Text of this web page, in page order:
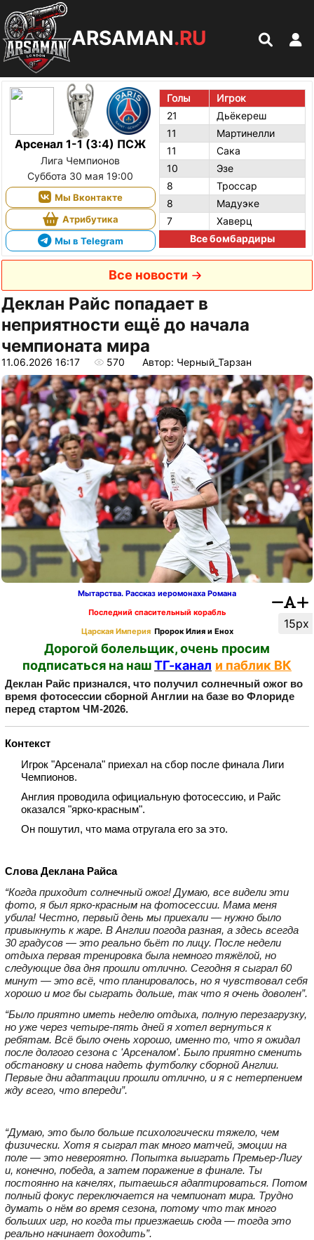
ARSAMAN.RU
Арсенал 1-1 (3:4) ПСЖ
Лига Чемпионов
Суббота 30 мая 19:00
Мы Вконтакте
Атрибутика
Мы в Telegram
Голы
Игрок
21
Дьёкереш
11
Мартинелли
11
Сака
10
Эзе
8
Троссар
8
Мадуэке
7
Хаверц
Все бомбардиры
Все новости
Деклан Райс попадает в
неприятности ещё до начала
чемпионата мира
11.06.2026 16:17 570 Автор: Черный_Тарзан
15px
Мытарства. Рассказ иеромонаха Романа
Последний спасительный корабль
Царская Империя Пророк Илия и Енох
Дорогой болельщик, очень просим
подписаться на нашТГ-канал и паблик ВК
Деклан Райс признался, что получил солнечный ожог во
время фотосессии сборной Англии на базе во Флориде
перед стартом ЧМ‑2026.
Контекст
Игрок "Арсенала" приехал на сбор после финала Лиги
Чемпионов.
Англия проводила официальную фотосессию, и Райс
оказался "ярко‑красным".
Он пошутил, что мама отругала его за это.
Слова Деклана Райса
“Когда приходит солнечный ожог! Думаю, все видели эти
фото, я был ярко‑красным на фотосессии. Мама меня
убила! Честно, первый день мы приехали — нужно было
привыкнуть к жаре. В Англии погода разная, а здесь всегда
30 градусов — это реально бьёт по лицу. После недели
отдыха первая тренировка была немного тяжёлой, но
следующие два дня прошли отлично. Сегодня я сыграл 60
минут — это всё, что планировалось, но я чувствовал себя
хорошо и мог бы сыграть дольше, так что я очень доволен”.
“Было приятно иметь неделю отдыха, полную перезагрузку,
но уже через четыре‑пять дней я хотел вернуться к
ребятам. Всё было очень хорошо, именно то, что я ожидал
после долгого сезона с 'Арсеналом'. Было приятно сменить
обстановку и снова надеть футболку сборной Англии.
Первые дни адаптации прошли отлично, и я с нетерпением
жду всего, что впереди”.
“Думаю, это было больше психологически тяжело, чем
физически. Хотя я сыграл так много матчей, эмоции на
поле — это невероятно. Попытка выиграть Премьер‑Лигу
и, конечно, победа, а затем поражение в финале. Ты
постоянно на качелях, пытаешься адаптироваться. Потом
полный фокус переключается на чемпионат мира. Трудно
думать о нём во время сезона, потому что так много
больших игр, но когда ты приезжаешь сюда — тогда это
реально начинает доходить”.